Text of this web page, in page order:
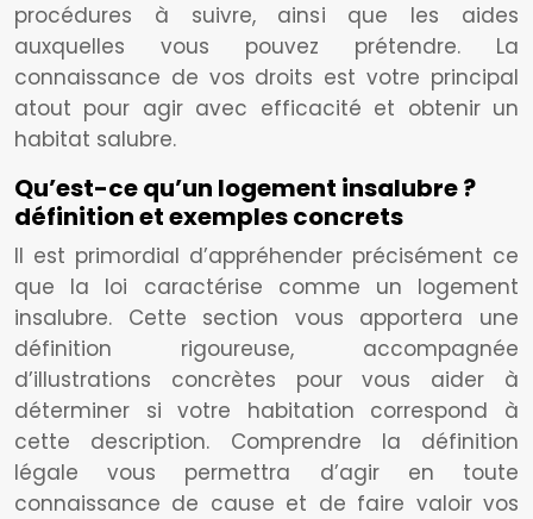
procédures à suivre, ainsi que les aides
auxquelles vous pouvez prétendre. La
connaissance de vos droits est votre principal
atout pour agir avec efficacité et obtenir un
habitat salubre.
Qu’est-ce qu’un logement insalubre ?
définition et exemples concrets
Il est primordial d’appréhender précisément ce
que la loi caractérise comme un logement
insalubre. Cette section vous apportera une
définition rigoureuse, accompagnée
d’illustrations concrètes pour vous aider à
déterminer si votre habitation correspond à
cette description. Comprendre la définition
légale vous permettra d’agir en toute
connaissance de cause et de faire valoir vos